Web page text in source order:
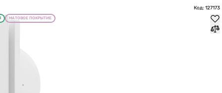
Код: 127173
МАТОВОЕ ПОКРЫТИЕ